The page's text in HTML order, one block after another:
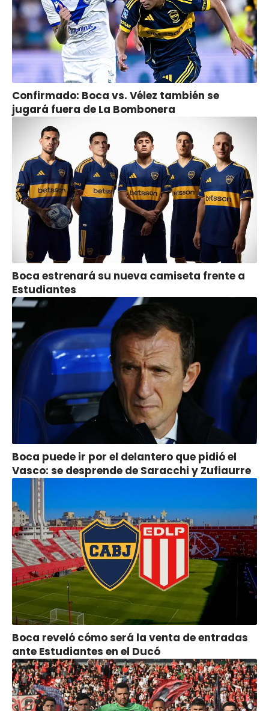
Confirmado: Boca vs. Vélez también se
jugará fuera de La Bombonera
Boca estrenará su nueva camiseta frente a
Estudiantes
Boca puede ir por el delantero que pidió el
Vasco: se desprende de Saracchi y Zufiaurre
Boca reveló cómo será la venta de entradas
ante Estudiantes en el Ducó